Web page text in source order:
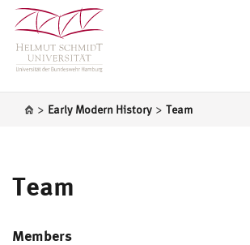
> Early Modern History > Team
Team
Members